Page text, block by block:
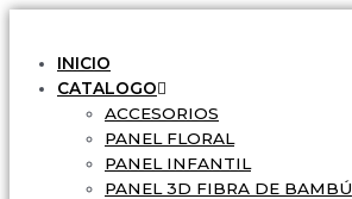
contenidoINICIO
CATALOGO
ACCESORIOS
PANEL FLORAL
PANEL INFANTIL
PANEL 3D FIBRA DE BAMBÚ